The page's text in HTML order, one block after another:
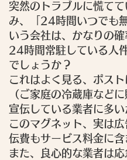
突然のトラブルに慌て
み、「24時間いつでも
いう会社は、かなりの確
24時間常駐している人
でしょうか？
これはよく見る、ポス
（ご家庭の冷蔵庫など
宣伝している業者に多い
このマグネット、実は
伝費もサービス料金に含
また、良心的な業者は